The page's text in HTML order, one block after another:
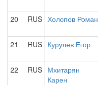
20 RUS Холопов Роман
21 RUS Курулев Егор
22 RUS Мхитарян
Карен